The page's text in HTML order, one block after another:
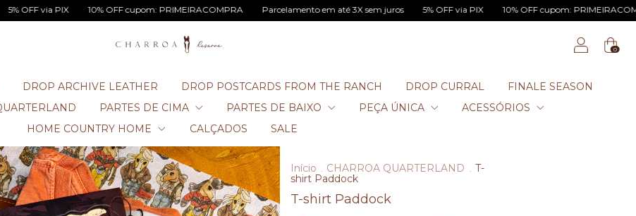
PIX 10% OFF cupom: PRIMEIRACOMPRA Parcelamento em até 3X sem juros 5% OFF via PIX 10% OFF cupom: PRIMEIRACOMPRA
0
DROP ARCHIVE LEATHER DROP POSTCARDS FROM THE RANCH DROP CURRAL
FINALE SEASON
PARTES DE CIMA PARTES DE BAIXO PEÇA ÚNICA
ACESSÓRIOS
HOME COUNTRY HOME
CALÇADOS SALE
Início . CHARROA QUARTERLAND . T-
shirt Paddock
T-shirt Paddock